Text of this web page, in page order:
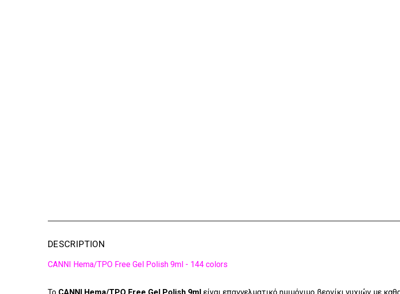
DESCRIPTION
CANNI Hema/TPO Free Gel Polish 9ml - 144 colors